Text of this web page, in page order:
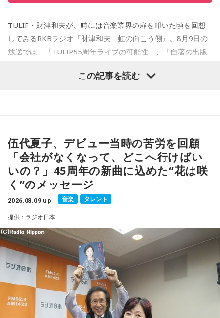
2007年12月、初の週刊連載作品『宇宙兄弟』連載開始。同作
講談社漫画賞一般部門、2014年 手塚治虫文化賞読者賞を受
賞。TVアニメ、実写映画等、多くのメディアミックスを果た
す大ヒット作品となり2026年6月完結。
■放送日時：2026年8月16日（日） 19時～20時
■パーソナリティ：吉田尚記
■ゲスト：小山宙哉
■メールアドレス：manga@1242.com
■公式Xアカウント：@MANGARADIO1242
■ハッシュタグ：#マンガのラジオ
■番組HP：https://manga-no-radio.com/
TULIP・財津和夫が、時には音楽業界の扉を叩いた頃を回想
してみるRKBラジオ『財津和夫 虹の向こう側』。8月9日の
放送では、「TULIP55周年ライブの可能性」、「自著の出版
た古今のトピックスが盛りだくさんです。
この記事を読む
伍代夏子、デビュー当時の苦労を回顧
「会社がなくなって、どこへ行けばい
いの？」45周年の新曲に込めた“花は咲
く”のメッセージ
2026.08.09 up 音楽 タレント
提供：ラジオ日本